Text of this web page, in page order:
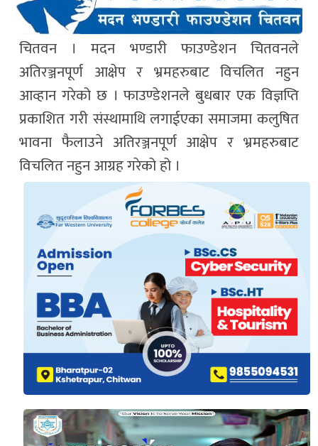
चितवन । मदन भण्डारी फाउण्डेशन चितवनले
अतिरञ्जनपूर्ण आक्षेप र भ्रमहरुबाट विचलित नहुन
आव्हान गरेको छ । फाउण्डेशनले बुधबार एक विज्ञप्ति
प्रकाशित गरी संस्थामाथि लगाईएका समाजमा कलुषित
भावना फैलाउने अतिरञ्जनपूर्ण आक्षेप र भ्रमहरुबाट
विचलित नहुन आग्रह गरेको हो ।